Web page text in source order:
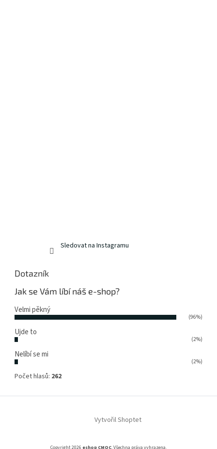
Sledovat na Instagramu
Dotazník
Jak se Vám líbí náš e-shop?
Velmi pěkný
(96%)
Ujde to
(2%)
Nelíbí se mi
(2%)
Počet hlasů: 262
Vytvořil Shoptet